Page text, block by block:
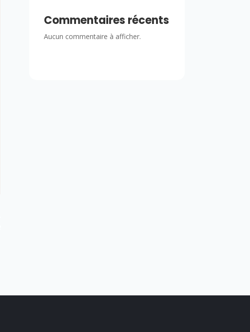
Commentaires récents
Aucun commentaire à afficher.